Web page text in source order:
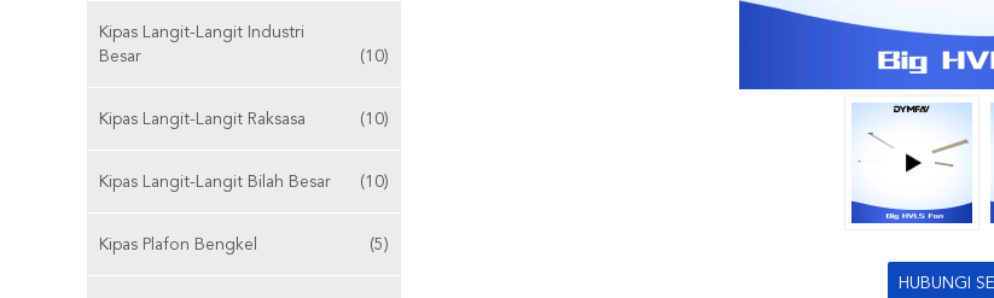
Kipas Langit-Langit Industri
Besar
(10)
Kipas Langit-Langit Raksasa (10)
Kipas Langit-Langit Bilah Besar (10)
Kipas Plafon Bengkel (5)
HUBUNGI